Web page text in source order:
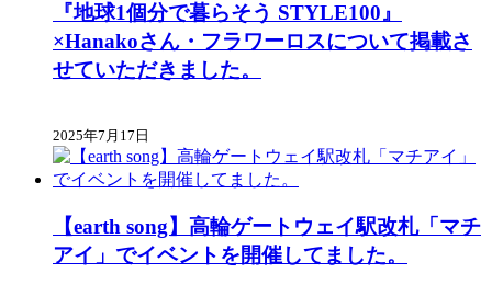
『地球1個分で暮らそう STYLE100』
×Hanakoさん・フラワーロスについて掲載さ
せていただきました。
2025年7月17日
【earth song】高輪ゲートウェイ駅改札「マチ
アイ」でイベントを開催してました。